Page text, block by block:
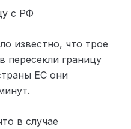
с РФ
известно, что трое
пересекли границу
ЕС они
в случае